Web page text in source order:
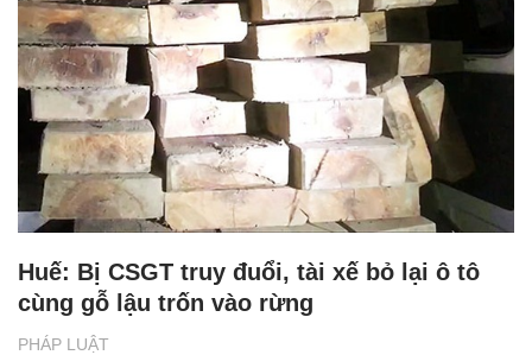
PHÁP LUẬT
Huế: Bị CSGT truy đuổi, tài xế bỏ lại ô tô
cùng gỗ lậu trốn vào rừng